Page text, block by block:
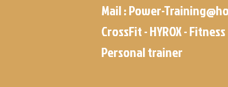
Mail :Power-
CrossFit - HYROX -
Personal trainer